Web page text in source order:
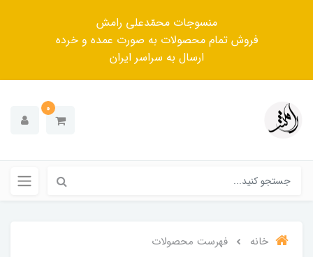
منسوجات محمّدعلی رامش
فروش تمام محصولات به صورت عمده و خرده
ارسال به سراسر ایران
0
خانه فهرست محصولات